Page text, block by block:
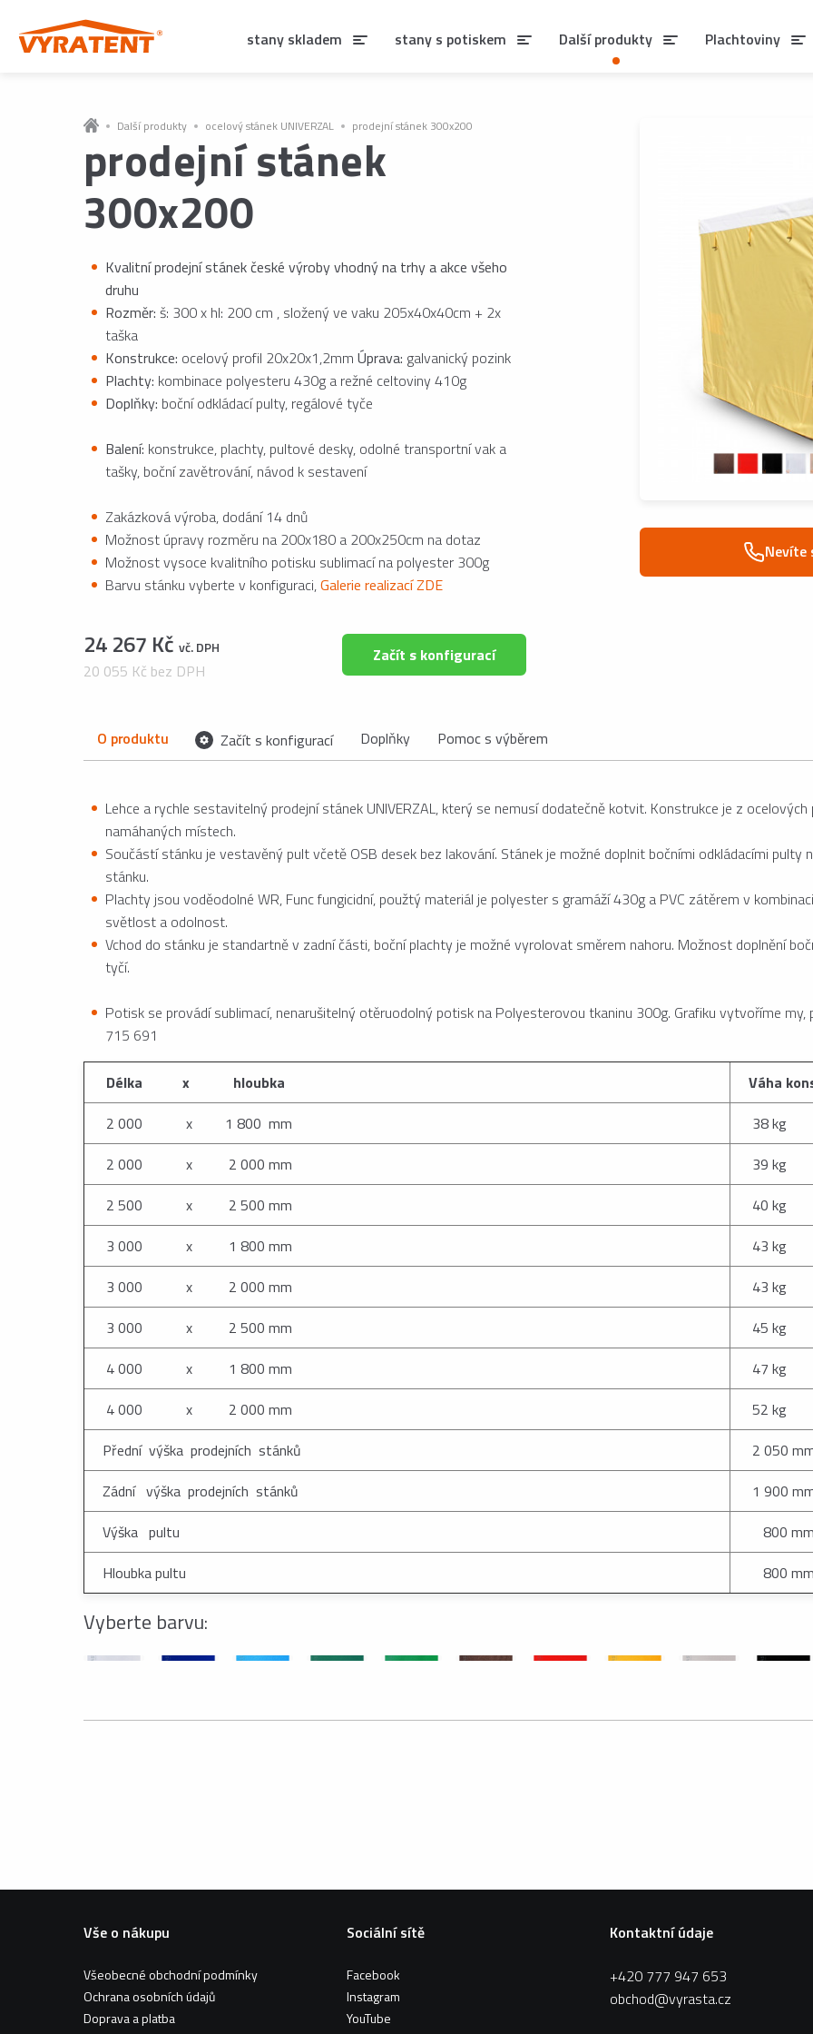
Další produkty ocelový stánek UNIVERZAL prodejní stánek 300x200
prodejní stánek
300x200
Kvalitní prodejní stánek české výroby vhodný na trhy a akce všeho
druhu
Rozměr: š: 300 x hl: 200 cm , složený ve vaku 205x40x40cm + 2x
taška
Konstrukce: ocelový profil 20x20x1,2mm Úprava: galvanický pozink
Plachty: kombinace polyesteru 430g a režné celtoviny 410g
Doplňky: boční odkládací pulty, regálové tyče
Balení: konstrukce, plachty, pultové desky, odolné transportní vak a
tašky, boční zavětrování, návod k sestavení
Zakázková výroba, dodání 14 dnů
Možnost úpravy rozměru na 200x180 a 200x250cm na dotaz
Možnost vysoce kvalitního potisku sublimací na polyester 300g
Barvu stánku vyberte v konfiguraci,Galerie realizací ZDE
24 267 Kč vč. DPH
20 055 Kč bez DPH
Začít s konfigurací
Nevíte
O produktu Začít s konfigurací Doplňky Pomoc s výběrem
Lehce a rychle sestavitelný prodejní stánek UNIVERZAL, který se nemusí dodatečně kotvit. Konstrukce je z
namáhaných místech.
Součástí stánku je vestavěný pult včetě OSB desek bez lakování. Stánek je možné doplnit bočními odkládacími
stánku.
Plachty jsou voděodolné WR, Func fungicidní, použtý materiál je polyester s gramáží 430g a PVC zátěrem v
světlost a odolnost.
Vchod do stánku je standartně v zadní části, boční plachty je možné vyrolovat směrem nahoru. Možnost doplnění
tyčí.
Potisk se provádí sublimací, nenarušitelný otěruodolný potisk na Polyesterovou tkaninu 300g. Grafiku vytvoříme
715 691
Délka x hloubka
Váha
2 000 x 1 800 mm
38 kg
2 000 x 2 000 mm
39 kg
2 500 x 2 500 mm
40 kg
3 000 x 1 800 mm
43 kg
3 000 x 2 000 mm
43 kg
3 000 x 2 500 mm
45 kg
4 000 x 1 800 mm
47 kg
4 000 x 2 000 mm
52 kg
Přední výška prodejních stánků
2 050
Zádní výška prodejních stánků
1 900
Výška pultu
800 mm
Hloubka pultu
800 mm
Vyberte barvu:
Vše o nákupu
Všeobecné obchodní podmínky
Ochrana osobních údajů
Doprava a platba
Sociální sítě
Facebook
Instagram
YouTube
Kontaktní údaje
+420 777 947 653
obchod@vyrasta.cz
stany skladem stany s potiskem Další produkty Plachtoviny